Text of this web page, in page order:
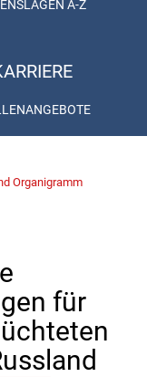
A-Z
Organigramm
für